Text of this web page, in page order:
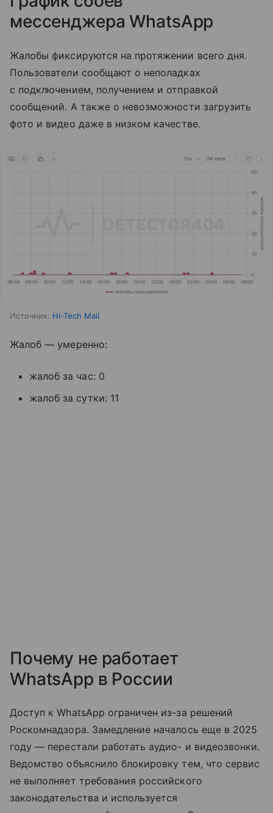
мессенджера WhatsApp
Жалобы фиксируются на протяжении всего дня.
Пользователи сообщают о неполадках
с подключением, получением и отправкой
сообщений. А также о невозможности загрузить
фото и видео даже в низком качестве.
Источник: Hi-Tech Mail
Жалоб — умеренно:
жалоб за час: 0
жалоб за сутки: 11
Почему не работает
WhatsApp в России
Доступ к WhatsApp ограничен из-за решений
Роскомнадзора. Замедление началось еще в 2025
году — перестали работать аудио- и видеозвонки.
Ведомство объяснило блокировку тем, что сервис
не выполняет требования российского
законодательства и используется